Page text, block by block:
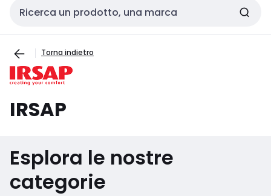
Cerca input
Torna indietro
IRSAP
Esplora le nostre
categorie